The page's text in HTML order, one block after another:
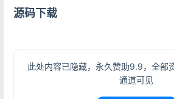
源码下载
此处内容已隐藏，永久赞助9.9，全部
通道可见